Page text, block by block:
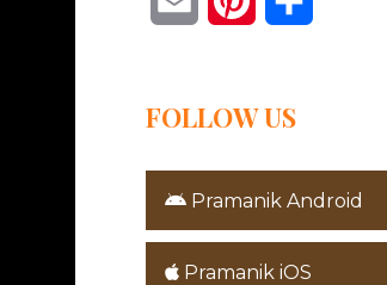
FOLLOW US
Pramanik Android
Pramanik iOS